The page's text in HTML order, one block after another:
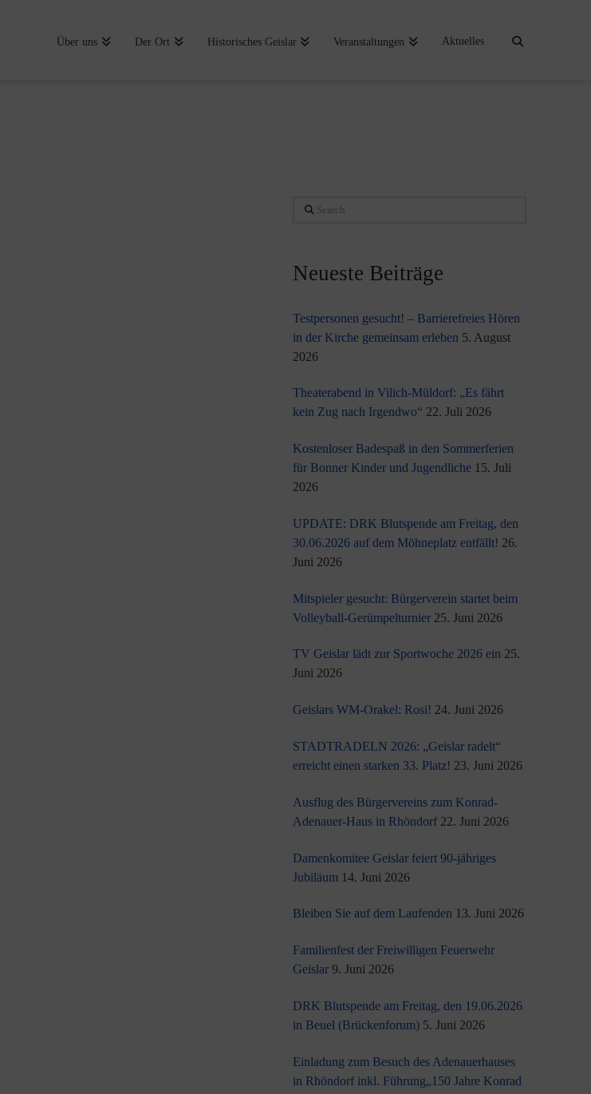
Über uns Der Ort Historisches Geislar Veranstaltungen Aktuelles
Search
Neueste Beiträge
Testpersonen gesucht! – Barrierefreies Hören
in der Kirche gemeinsam erleben 5. August
2026
Theaterabend in Vilich-Müldorf: „Es fährt
kein Zug nach Irgendwo“ 22. Juli 2026
Kostenloser Badespaß in den Sommerferien
für Bonner Kinder und Jugendliche 15. Juli
2026
UPDATE: DRK Blutspende am Freitag, den
30.06.2026 auf dem Möhneplatz entfällt! 26.
Juni 2026
Mitspieler gesucht: Bürgerverein startet beim
Volleyball-Gerümpelturnier 25. Juni 2026
TV Geislar lädt zur Sportwoche 2026 ein 25.
Juni 2026
Geislars WM-Orakel: Rosi! 24. Juni 2026
STADTRADELN 2026: „Geislar radelt“
erreicht einen starken 33. Platz! 23. Juni 2026
Ausflug des Bürgervereins zum Konrad-
Adenauer-Haus in Rhöndorf 22. Juni 2026
Damenkomitee Geislar feiert 90-jähriges
Jubiläum 14. Juni 2026
Bleiben Sie auf dem Laufenden 13. Juni 2026
Familienfest der Freiwilligen Feuerwehr
Geislar 9. Juni 2026
DRK Blutspende am Freitag, den 19.06.2026
in Beuel (Brückenforum) 5. Juni 2026
Einladung zum Besuch des Adenauerhauses
in Rhöndorf inkl. Führung„150 Jahre Konrad